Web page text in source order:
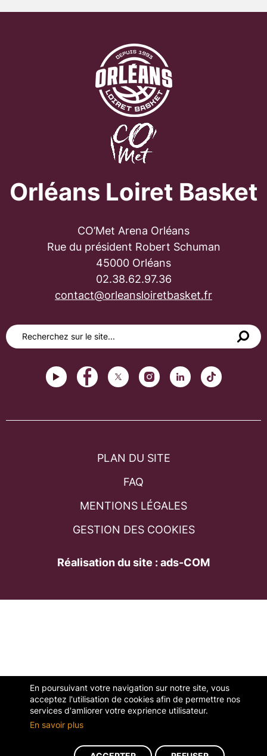
En poursuivant votre navigation sur notre site, vous
acceptez l'utilisation de cookies afin de permettre nos
services d'amliorer votre exprience utilisateur.
En savoir plus
Orléans Loiret Basket
CO’Met Arena Orléans
Rue du président Robert Schuman
45000 Orléans
02.38.62.97.36
contact@orleansloiretbasket.fr
PLAN DU SITE
FAQ
MENTIONS LÉGALES
GESTION DES COOKIES
Réalisation du site : ads-COM